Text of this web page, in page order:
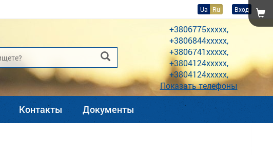
Ua Ru Вход
+3806775xxxxx,
+3806844xxxxx,
+3806741xxxxx,
+3804124xxxxx,
+3804124xxxxx,
Показать телефоны
Контакты Документы